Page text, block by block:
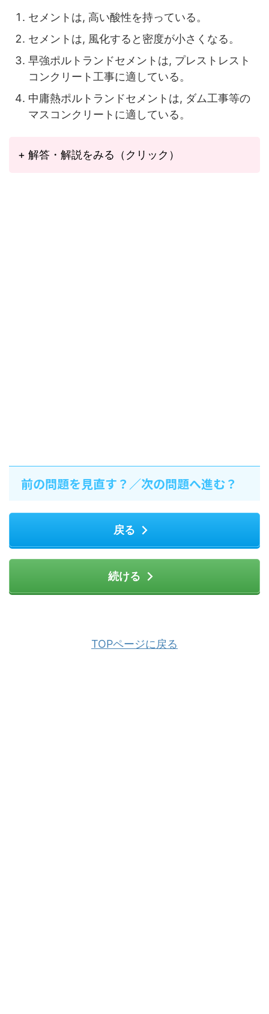
セメントは, 高い酸性を持っている。
セメントは, 風化すると密度が小さくなる。
早強ポルトランドセメントは, プレストレスト
コンクリート工事に適している。
中庸熱ポルトランドセメントは, ダム工事等の
マスコンクリートに適している。
+ 解答・解説をみる（クリック）
前の問題を見直す？／次の問題へ進む？
戻る
続ける
TOPページに戻る